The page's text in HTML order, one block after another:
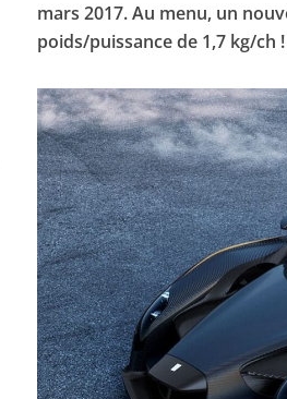
mars 2017. Au menu, un
poids/puissance de 1,7 kg/ch !